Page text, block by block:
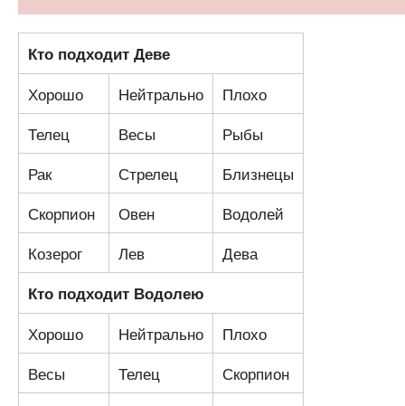
Кто подходит Деве
Хорошо Нейтрально
Плохо
Телец
Весы
Рыбы
Рак
Стрелец
Близнецы
Скорпион
Овен
Водолей
Козерог
Лев Дева
Кто подходит Водолею
Хорошо Нейтрально
Плохо
Весы
Телец
Скорпион